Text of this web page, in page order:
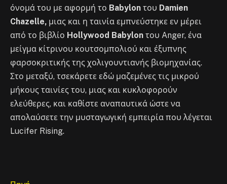
όνομά του με αφορμή το Babylon του Damien
Chazelle, μιας και η ταινία εμπνεύστηκε εν μέρει
από το βιβλίο Hollywood Babylon του Anger, ένα
μείγμα κίτρινου κουτσομπολιού και έξυπνης
φαρσοκριτικής της χολιγουντιανής βιομηχανίας.
Στο μεταξύ, τσεκάρετε εδώ μαζεμένες τις μικρού
μήκους ταινίες του, μιας και κυκλοφορούν
ελεύθερες, και καθίστε αναπαυτικά ώστε να
απολαύσετε την μυσταγωγική εμπειρία που λέγεται
Lucifer Rising.